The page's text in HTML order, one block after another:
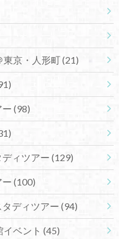
東京・人形町(21)
(98)
ィツアー (129)
(100)
ディツアー (94)
ベント (45)